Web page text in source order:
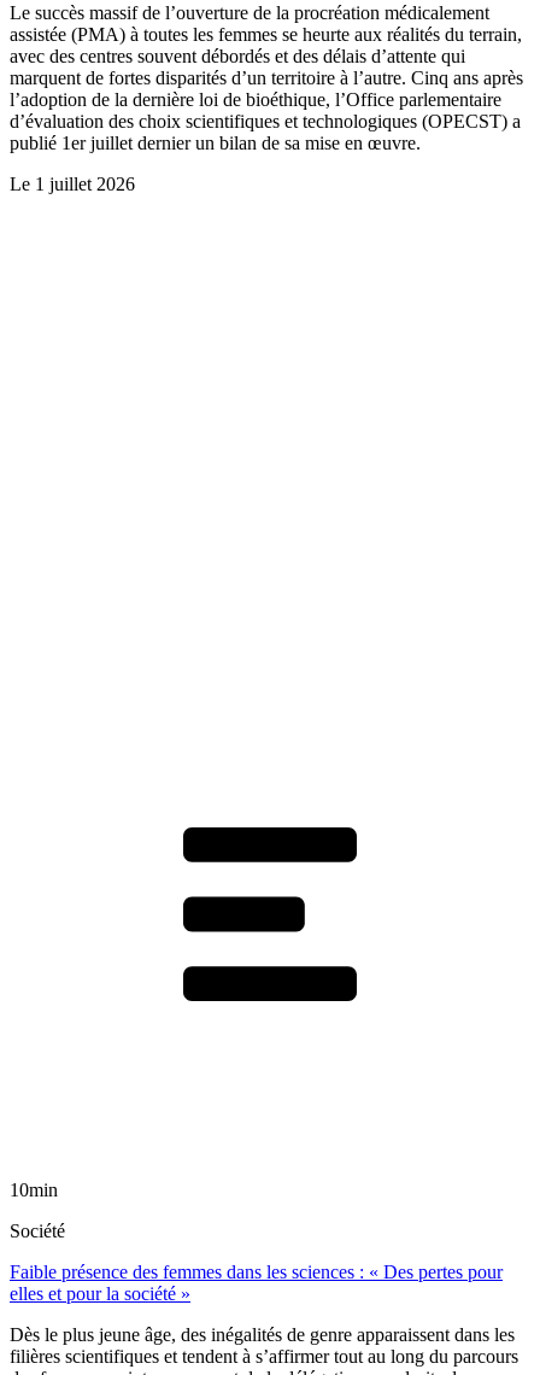
Le succès massif de l’ouverture de la procréation médicalement
assistée (PMA) à toutes les femmes se heurte aux réalités du terrain,
avec des centres souvent débordés et des délais d’attente qui
marquent de fortes disparités d’un territoire à l’autre. Cinq ans après
l’adoption de la dernière loi de bioéthique, l’Office parlementaire
d’évaluation des choix scientifiques et technologiques (OPECST) a
publié 1er juillet dernier un bilan de sa mise en œuvre.
Le 1 juillet 2026
10min
Société
Faible présence des femmes dans les sciences : « Des pertes pour
elles et pour la société »
Dès le plus jeune âge, des inégalités de genre apparaissent dans les
filières scientifiques et tendent à s’affirmer tout au long du parcours